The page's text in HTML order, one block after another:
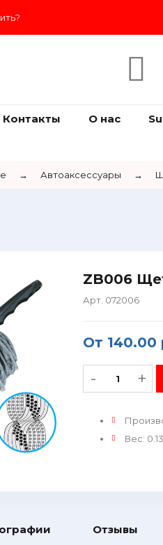
Контакты О нас
→ Автоаксессуары →
ZB006
Арт. 072006
От 140.00
- +
Вес: 0.13
Отзывы